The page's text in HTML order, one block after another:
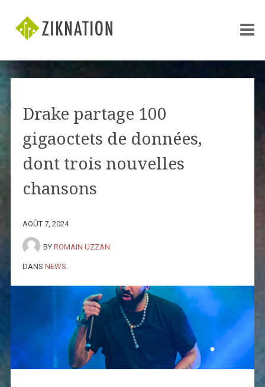
Drake partage 100
gigaoctets de données,
dont trois nouvelles
chansons
AOÛT 7, 2024
BY ROMAIN UZZAN
DANS NEWS